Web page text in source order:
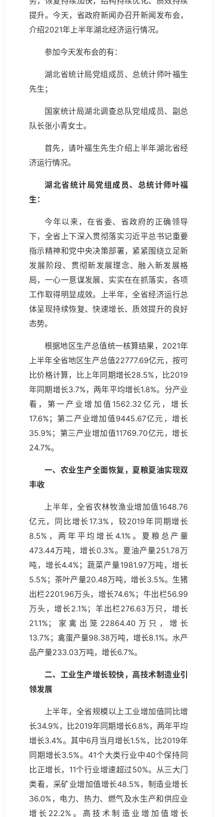
提升。今天，省政府新闻办召开新闻发布会，
介绍2021年上半年湖北经济运行情况。
参加今天发布会的有：
湖北省统计局党组成员、总统计师叶福生
先生；
国家统计局湖北调查总队党组成员、副总
队长张小青女士。
首先，请叶福生先生介绍上半年湖北省经
济运行情况。
湖北省统计局党组成员、总统计师叶福
生：
今年以来，在省委、省政府的正确领导
下，全省上下深入贯彻落实习近平总书记重要
指示精神和党中央决策部署，紧紧围绕立足新
发展阶段、贯彻新发展理念、融入新发展格
局，一心一意谋发展、实实在在抓落实，各项
工作取得明显成效。上半年，全省经济运行总
体呈现持续恢复、快速增长、质效提升的良好
态势。
根据地区生产总值统一核算结果，2021年
上半年全省地区生产总值22777.69亿元，按可
比价格计算，比上年同期增长28.5%，比2019
年同期增长3.7%，两年平均增长1.8%。分产业
看，第一产业增加值1562.32亿元，增长
17.6%；第二产业增加值9445.67亿元，增长
35.9%；第三产业增加值11769.70亿元，增长
24.7%。
一、农业生产全面恢复，夏粮夏油实现双
丰收
上半年，全省农林牧渔业增加值1648.76
亿元，同比增长17.3%，较2019年同期增长
8.5%，两年平均增长4.1%。夏粮总产量
473.44万吨，增长0.3%。夏油产量251.78万
吨，增长4.4%；蔬菜产量1981.97万吨，增长
5.5%；茶叶产量20.48万吨，增长3.5%。生猪
出栏2201.96万头，增长74.6%；牛出栏56.99
万头，增长2.1%；羊出栏276.63万只，增长
21.1%；家禽出笼22864.40万只，增长
13.7%；禽蛋产量98.38万吨，增长8.1%。水产
品产量233.03万吨，增长6.7%。
二、工业生产增长较快，高技术制造业引
领发展
上半年，全省规模以上工业增加值同比增
长34.9%，比2019年同期增长6.8%，两年平均
增长3.4%。其中6月当月增长1.5%，比2019年
同期增长3.5%。41个大类行业中40个保持同
比正增长，11个行业增速超过50%。从三大门
类看，采矿业增加值增长48.5%，制造业增长
36.0%，电力、热力、燃气及水生产和供应业
增长22.2%。高技术制造业增加值增长